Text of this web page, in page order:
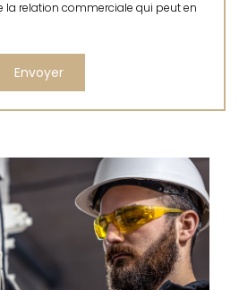
la relation commerciale qui peut en